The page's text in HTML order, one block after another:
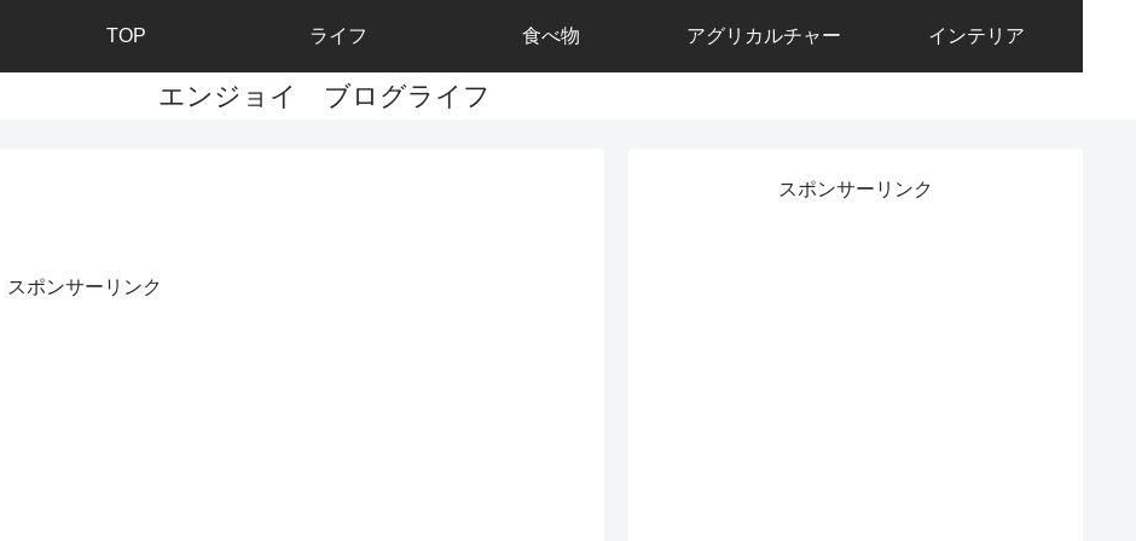
エンジョイ ブログライフ
TOP ライフ 食べ物 アグリカルチャー インテリア
スポンサーリンク
スポンサーリンク